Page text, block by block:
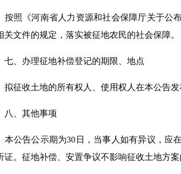
《河南省人力资源和社会保障厅关于公布
关文件的规定，落实被征地农民的社会保障。
办理征地补偿登记的期限、地点
收土地的所有权人、使用权人在本公告发
、其他事项
告公示期为30日，当事人如有异议，应在
证。征地补偿、安置争议不影响征收土地方案